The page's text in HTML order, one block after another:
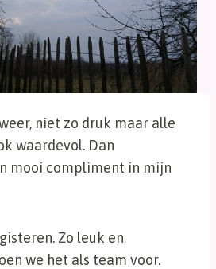
niet zo druk maar alle
waardevol. Dan
mooi compliment in mijn
Zo leuk en
we het als team voor.